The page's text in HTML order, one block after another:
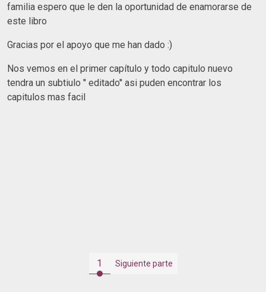
familia espero que le den la oportunidad de enamorarse de
este libro
Gracias por el apoyo que me han dado :)
Nos vemos en el primer capítulo y todo capitulo nuevo
tendra un subtiulo '' editado'' asi puden encontrar los
capitulos mas facil
1 Siguiente parte